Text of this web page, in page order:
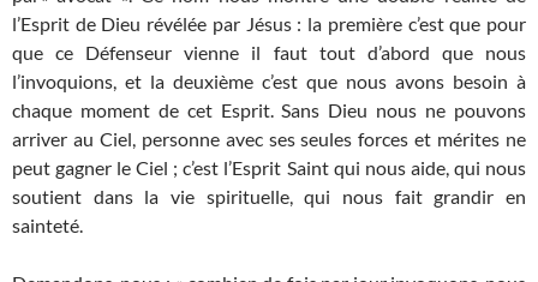
l’Esprit de Dieu révélée par Jésus : la première c’est que pour
que ce Défenseur vienne il faut tout d’abord que nous
l’invoquions, et la deuxième c’est que nous avons besoin à
chaque moment de cet Esprit. Sans Dieu nous ne pouvons
arriver au Ciel, personne avec ses seules forces et mérites ne
peut gagner le Ciel ; c’est l’Esprit Saint qui nous aide, qui nous
soutient dans la vie spirituelle, qui nous fait grandir en
sainteté.